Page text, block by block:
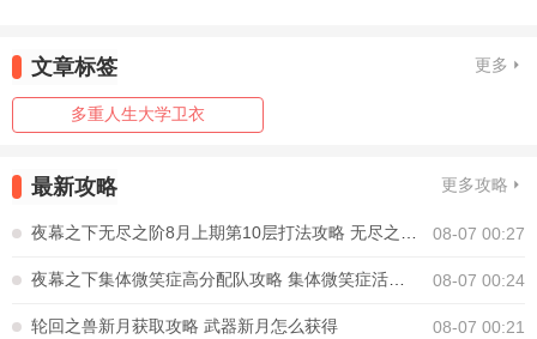
文章标签 更多
多重人生大学卫衣
最新攻略 更多攻略
08-07 00:27
08-07 00:24
轮回之兽新月获取攻略 武器新月怎么获得 08-07 00:21